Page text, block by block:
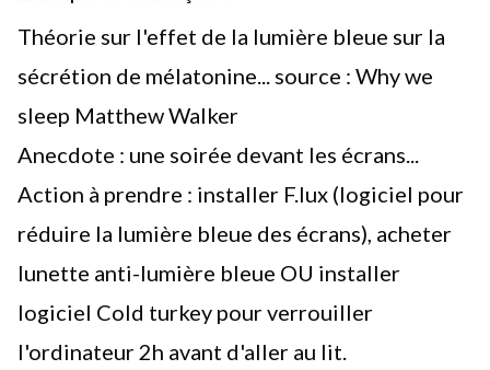
Théorie sur l'effet de la lumière bleue sur la
sécrétion de mélatonine... source : Why we
sleep Matthew Walker
Anecdote : une soirée devant les écrans...
Action à prendre : installer F.lux (logiciel pour
réduire la lumière bleue des écrans), acheter
lunette anti-lumière bleue OU installer
logiciel Cold turkey pour verrouiller
l'ordinateur 2h avant d'aller au lit.